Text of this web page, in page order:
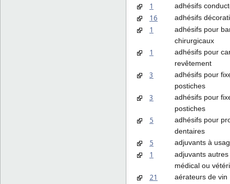
1 adhésifs
16 adhésifs
1
adhésifs pour
chirurgicaux
1
adhésifs pour
revêtement
3
adhésifs pour
postiches
3
adhésifs pour
postiches
5
adhésifs pour
dentaires
5 adjuvants à
1
adjuvants
médical ou
21 aérateurs de vin